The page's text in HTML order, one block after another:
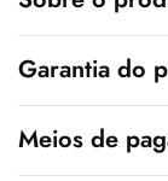
e
:
Garantia do
Meios de